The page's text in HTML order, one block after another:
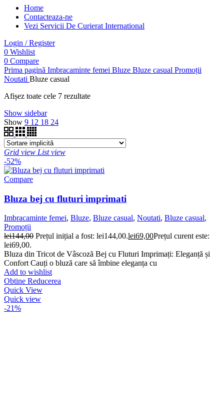
Home
Contacteaza-ne
Vezi Servicii De Curierat International
Login / Register
0 Wishlist
0 Compare
Prima pagină Imbracaminte femei Bluze Bluze casual Promoții
Noutati Bluze casual
Afișez toate cele 7 rezultate
Show sidebar
Show 9 12 18 24
Grid view List view
-52%
Compare
Bluza bej cu fluturi imprimati
Imbracaminte femei, Bluze, Bluze casual, Noutati, Bluze casual,
Promoții
lei144,00 Prețul inițial a fost: lei144,00.lei69,00Prețul curent este:
lei69,00.
Bluza din Tricot de Vâscoză Bej cu Fluturi Imprimați: Eleganță și
Confort Cauți o bluză care să îmbine eleganța cu
Add to wishlist
Obtine Reducerea
Quick View
Quick view
-21%